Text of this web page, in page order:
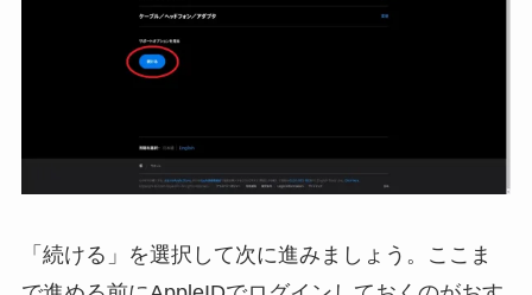
「続ける」を選択して次に進みましょう。ここま